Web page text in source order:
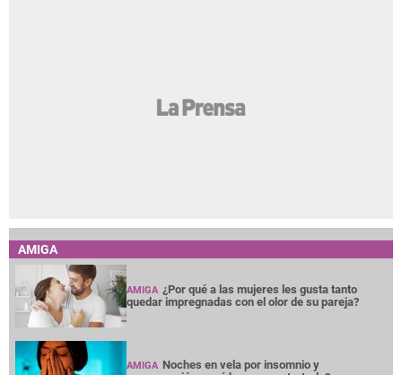
AMIGA
AMIGA ¿Por qué a las mujeres les gusta tanto
quedar impregnadas con el olor de su pareja?
AMIGA Noches en vela por insomnio y